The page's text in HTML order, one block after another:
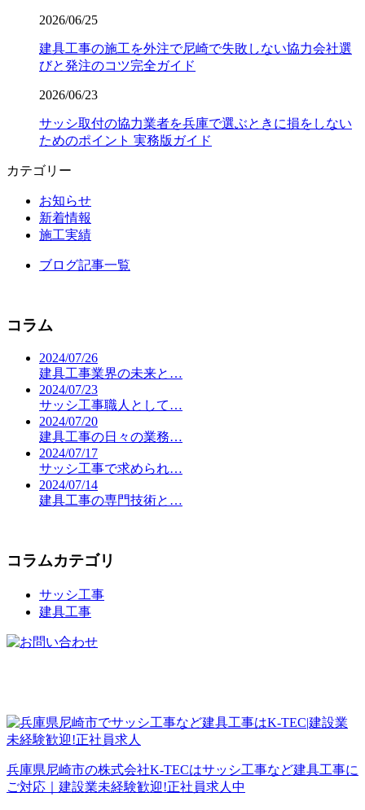
2026/06/25
建具工事の施工を外注で尼崎で失敗しない協力会社選
びと発注のコツ完全ガイド
2026/06/23
サッシ取付の協力業者を兵庫で選ぶときに損をしない
ためのポイント 実務版ガイド
カテゴリー
お知らせ
新着情報
施工実績
ブログ記事一覧
コラム
2024/07/26
建具工事業界の未来と…
2024/07/23
サッシ工事職人として…
2024/07/20
建具工事の日々の業務…
2024/07/17
サッシ工事で求められ…
2024/07/14
建具工事の専門技術と…
コラムカテゴリ
サッシ工事
建具工事
兵庫県尼崎市の株式会社K-TECはサッシ工事など建具工事に
ご対応｜建設業未経験歓迎!正社員求人中